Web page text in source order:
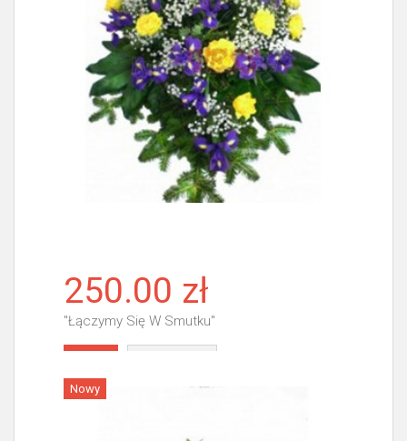
250.00 zł
"Łączymy Się W Smutku"
Nowy